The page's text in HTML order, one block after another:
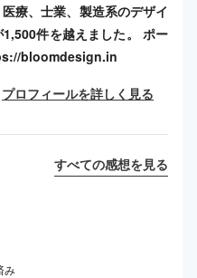
療、士業、製造系のデザイ
件を越えました。 ポー
bloomdesign.in
プロフィールを詳しく見る
すべての感想を見る
み